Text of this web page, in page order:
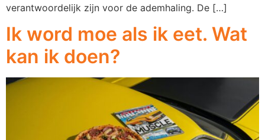
verantwoordelijk zijn voor de ademhaling. De […]
Ik word moe als ik eet. Wat
kan ik doen?